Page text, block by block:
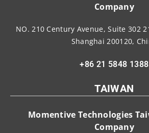
Company
NO. 210 Century Avenue, Suite 302
Shanghai 200120,
+86 21 5848 1388
TAIWAN
Momentive Technologies
Company